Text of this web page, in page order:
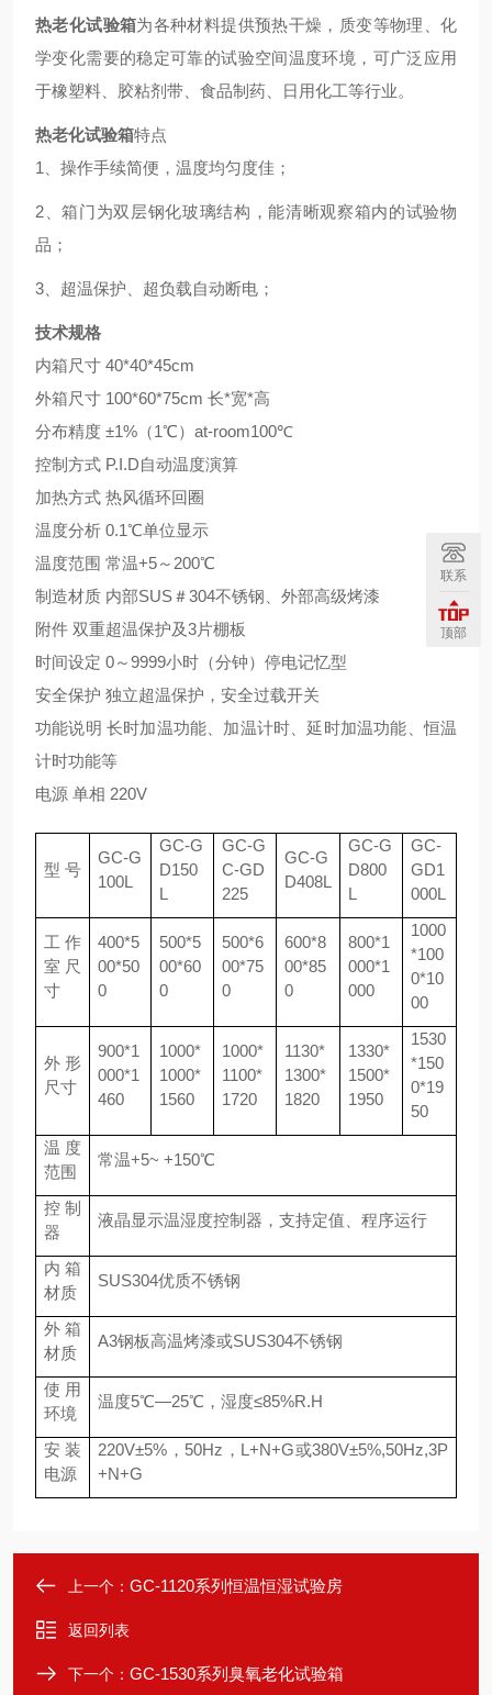
热老化试验箱为各种材料提供预热干燥，质变等物理、化
学变化需要的稳定可靠的试验空间温度环境，可广泛应用
于橡塑料、胶粘剂带、食品制药、日用化工等行业。
热老化试验箱特点
1、操作手续简便，温度均匀度佳；
2、箱门为双层钢化玻璃结构，能清晰观察箱内的试验物
品；
3、超温保护、超负载自动断电；
技术规格
内箱尺寸 40*40*45cm
外箱尺寸 100*60*75cm 长*宽*高
分布精度 ±1%（1℃）at-room100℃
控制方式 P.I.D自动温度演算
加热方式 热风循环回圈
温度分析 0.1℃单位显示
温度范围 常温+5～200℃
制造材质 内部SUS＃304不锈钢、外部高级烤漆
附件 双重超温保护及3片棚板
时间设定 0～9999小时（分钟）停电记忆型
安全保护 独立超温保护，安全过载开关
功能说明 长时加温功能、加温计时、延时加温功能、恒温
计时功能等
电源 单相 220V
型 号
GC-G
100L
GC-G
D150
L
GC-G
C-GD
225
GC-G
D408L
GC-G
D800
L
GC-
GD1
000L
工作
室尺
寸
400*5
00*50
0
500*5
00*60
0
500*6
00*75
0
600*8
00*85
0
800*1
000*1
000
1000
*100
0*10
00
外形
尺寸
900*1
000*1
460
1000*
1000*
1560
1000*
1100*
1720
1130*
1300*
1820
1330*
1500*
1950
1530
*150
0*19
50
温度
范围
常温+5~ +150℃
控制
器
液晶显示温湿度控制器，支持定值、程序运行
内箱
材质
SUS304优质不锈钢
外箱
材质
A3钢板高温烤漆或SUS304不锈钢
使用
环境
温度5℃—25℃，湿度≤85%R.H
安装
电源
220V±5%， 50Hz，L +N+G或380V±5%,50Hz,3P
+N+G
上一个： GC-1120系列恒温恒湿试验房
返回列表
下一个： GC-1530系列臭氧老化试验箱
联系
顶部